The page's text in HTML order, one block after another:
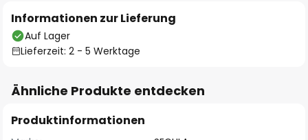
Informationen zur Lieferung
Auf Lager
Lieferzeit: 2 - 5 Werktage
Ähnliche Produkte entdecken
Produktinformationen